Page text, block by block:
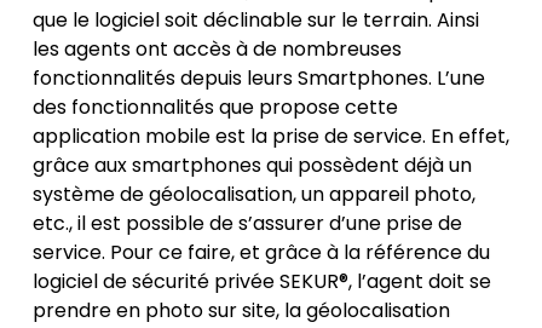
que le logiciel soit déclinable sur le terrain. Ainsi
les agents ont accès à de nombreuses
fonctionnalités depuis leurs Smartphones. L’une
des fonctionnalités que propose cette
application mobile est la prise de service. En effet,
grâce aux smartphones qui possèdent déjà un
système de géolocalisation, un appareil photo,
etc., il est possible de s’assurer d’une prise de
service. Pour ce faire, et grâce à la référence du
logiciel de sécurité privée SEKUR®, l’agent doit se
prendre en photo sur site, la géolocalisation